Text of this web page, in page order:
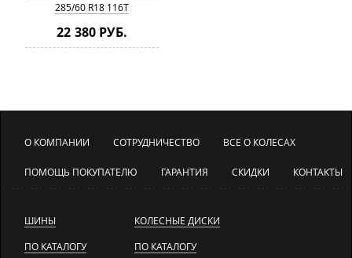
285/60 R18 116T
22 380 РУБ.
О КОМПАНИИ СОТРУДНИЧЕСТВО ВСЕ О КОЛЕСАХ
ПОМОЩЬ ПОКУПАТЕЛЮ ГАРАНТИЯ СКИДКИ КОНТАКТЫ
ШИНЫ
ПО КАТАЛОГУ
КОЛЕСНЫЕ ДИСКИ
ПО КАТАЛОГУ